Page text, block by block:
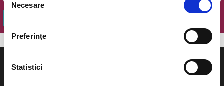
consimțământului
Necesare
Preferinţe
Statistici